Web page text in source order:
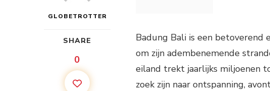
GLOBETROTTER
SHARE
0
Badung Bali is een betoverend
om zijn adembenemende
eiland trekt jaarlijks miljoenen
zoek zijn naar ontspanning,